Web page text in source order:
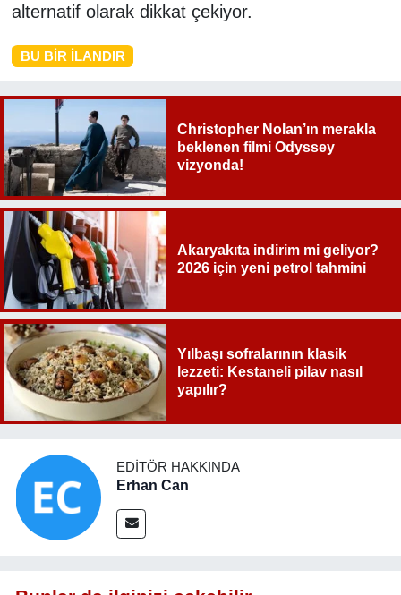
alternatif olarak dikkat çekiyor.
BU BIR İLANDIR
Christopher Nolan’ın merakla
beklenen filmi Odyssey
vizyonda!
Akaryakıta indirim mi geliyor?
2026 için yeni petrol tahmini
Yılbaşı sofralarının klasik
lezzeti: Kestaneli pilav nasıl
yapılır?
EDITÖR HAKKINDA
Erhan Can